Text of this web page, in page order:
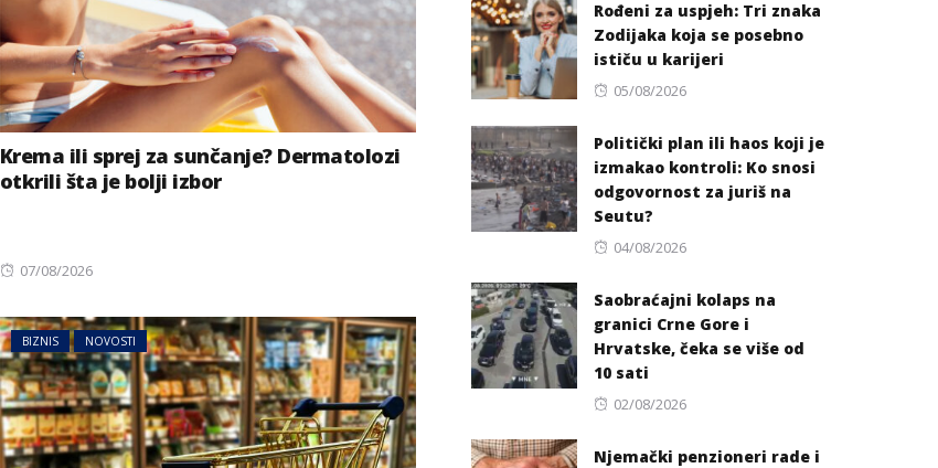
Krema ili sprej za sunčanje? Dermatolozi
otkrili šta je bolji izbor
Posted
07/08/2026
BIZNIS NOVOSTI
Rođeni za uspjeh: Tri znaka
Zodijaka koja se posebno
ističu u karijeri
Posted
05/08/2026
Politički plan ili haos koji je
izmakao kontroli: Ko snosi
odgovornost za juriš na
Seutu?
Posted
04/08/2026
Saobraćajni kolaps na
granici Crne Gore i
Hrvatske, čeka se više od
10 sati
Posted
02/08/2026
Njemački penzioneri rade i